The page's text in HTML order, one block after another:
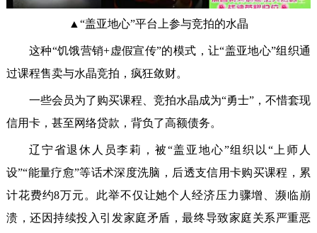
▲“盖亚地心”平台上参与竞拍的水晶
这种“饥饿营销+虚假宣传”的模式，让“盖亚地心”组织通
过课程售卖与水晶竞拍，疯狂敛财。
一些会员为了购买课程、竞拍水晶成为“勇士”，不惜套现
信用卡，甚至网络贷款，背负了高额债务。
辽宁省退休人员李莉，被“盖亚地心”组织以“上师人
设”“能量疗愈”等话术深度洗脑，后透支信用卡购买课程，累
计花费约8万元。此举不仅让她个人经济压力骤增、濒临崩
溃，还因持续投入引发家庭矛盾，最终导致家庭关系严重恶